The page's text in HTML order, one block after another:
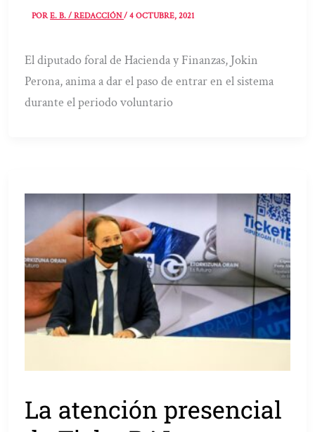
PORE. B. / REDACCIÓN/4 OCTUBRE, 2021
El diputado foral de Hacienda y Finanzas, Jokin
Perona, anima a dar el paso de entrar en el sistema
durante el periodo voluntario
La atención presencial